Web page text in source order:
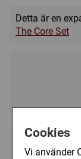
Cookies
Vi använder
of Thrones
bestselling A
This is not a
Card Game
Detta är en
The Core Set